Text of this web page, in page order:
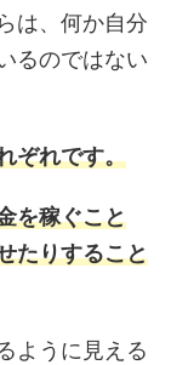
は、何か自分
るのではない
ぞれです。
を稼ぐこと
たりすること
ように見える